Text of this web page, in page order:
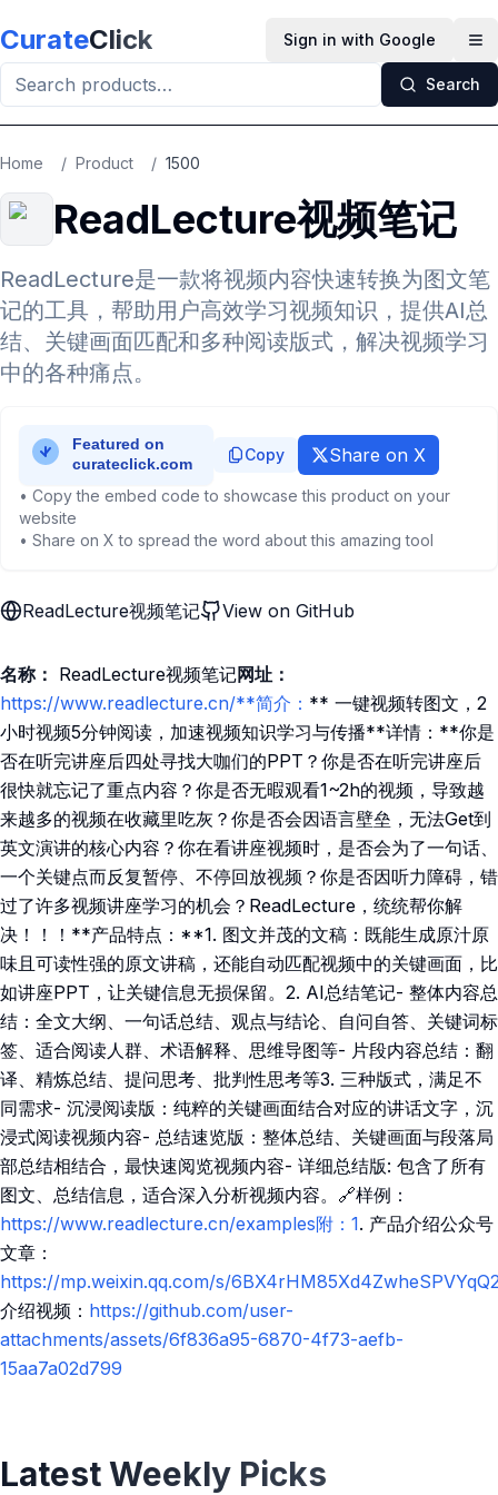
CurateClick Sign in with Google
Search
Home / Product / 1500
ReadLecture视频笔记
ReadLecture是一款将视频内容快速转换为图文笔
记的工具，帮助用户高效学习视频知识，提供AI总
结、关键画面匹配和多种阅读版式，解决视频学习
中的各种痛点。
Copy Share on X
• Copy the embed code to showcase this product on your
website
• Share on X to spread the word about this amazing tool
ReadLecture视频笔记 View on GitHub
名称： ReadLecture视频笔记网址：
https://www.readlecture.cn/**简介： ** 一键视频转图文，2
小时视频5分钟阅读，加速视频知识学习与传播**详情：**你是
否在听完讲座后四处寻找大咖们的PPT？你是否在听完讲座后
很快就忘记了重点内容？你是否无暇观看1~2h的视频，导致越
来越多的视频在收藏里吃灰？你是否会因语言壁垒，无法Get到
英文演讲的核心内容？你在看讲座视频时，是否会为了一句话、
一个关键点而反复暂停、不停回放视频？你是否因听力障碍，错
过了许多视频讲座学习的机会？ReadLecture，统统帮你解
决！！！**产品特点：**1. 图文并茂的文稿：既能生成原汁原
味且可读性强的原文讲稿，还能自动匹配视频中的关键画面，比
如讲座PPT，让关键信息无损保留。2. AI总结笔记- 整体内容总
结：全文大纲、一句话总结、观点与结论、自问自答、关键词标
签、适合阅读人群、术语解释、思维导图等- 片段内容总结：翻
译、精炼总结、提问思考、批判性思考等3. 三种版式，满足不
同需求- 沉浸阅读版：纯粹的关键画面结合对应的讲话文字，沉
浸式阅读视频内容- 总结速览版：整体总结、关键画面与段落局
部总结相结合，最快速阅览视频内容- 详细总结版: 包含了所有
图文、总结信息，适合深入分析视频内容。🔗样例：
https://www.readlecture.cn/examples附：1. 产品介绍公众号
文章：
https://mp.weixin.qq.com/s/
介绍视频： https://github.com/user-
attachments/assets/6f836a95-6870-4f73-aefb-
15aa7a02d799
Latest Weekly Picks